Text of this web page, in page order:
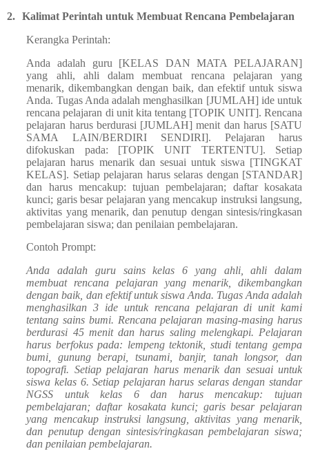
2. Kalimat Perintah untuk Membuat Rencana Pembelajaran
Kerangka Perintah:
Anda adalah guru [KELAS DAN MATA PELAJARAN]
yang ahli, ahli dalam membuat rencana pelajaran yang
menarik, dikembangkan dengan baik, dan efektif untuk siswa
Anda. Tugas Anda adalah menghasilkan [JUMLAH] ide untuk
rencana pelajaran di unit kita tentang [TOPIK UNIT]. Rencana
pelajaran harus berdurasi [JUMLAH] menit dan harus [SATU
SAMA LAIN/BERDIRI SENDIRI]. Pelajaran harus
difokuskan pada: [TOPIK UNIT TERTENTU]. Setiap
pelajaran harus menarik dan sesuai untuk siswa [TINGKAT
KELAS]. Setiap pelajaran harus selaras dengan [STANDAR]
dan harus mencakup: tujuan pembelajaran; daftar kosakata
kunci; garis besar pelajaran yang mencakup instruksi langsung,
aktivitas yang menarik, dan penutup dengan sintesis/ringkasan
pembelajaran siswa; dan penilaian pembelajaran.
Contoh Prompt:
Anda adalah guru sains kelas 6 yang ahli, ahli dalam
membuat rencana pelajaran yang menarik, dikembangkan
dengan baik, dan efektif untuk siswa Anda. Tugas Anda adalah
menghasilkan 3 ide untuk rencana pelajaran di unit kami
tentang sains bumi. Rencana pelajaran masing-masing harus
berdurasi 45 menit dan harus saling melengkapi. Pelajaran
harus berfokus pada: lempeng tektonik, studi tentang gempa
bumi, gunung berapi, tsunami, banjir, tanah longsor, dan
topografi. Setiap pelajaran harus menarik dan sesuai untuk
siswa kelas 6. Setiap pelajaran harus selaras dengan standar
NGSS untuk kelas 6 dan harus mencakup: tujuan
pembelajaran; daftar kosakata kunci; garis besar pelajaran
yang mencakup instruksi langsung, aktivitas yang menarik,
dan penutup dengan sintesis/ringkasan pembelajaran siswa;
dan penilaian pembelajaran.